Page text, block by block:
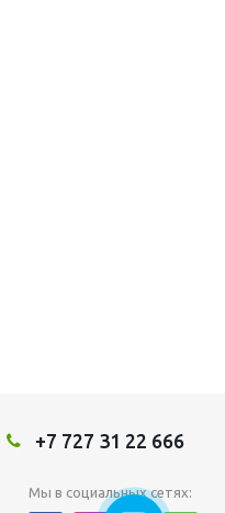
+7 727 31 22 666
Мы в социальных сетях: